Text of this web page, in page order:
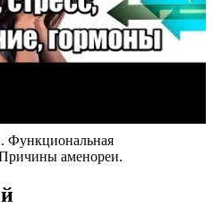
Функциональная
Причины аменореи.